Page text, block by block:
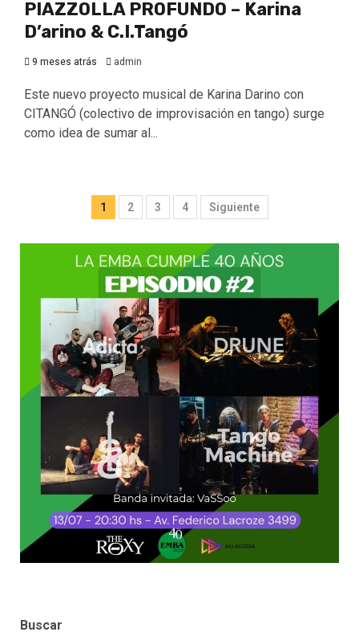
PIAZZOLLA PROFUNDO – Karina
D’arino & C.I.Tangó
9 meses atrás admin
Este nuevo proyecto musical de Karina Darino con
CITANGÓ (colectivo de improvisación en tango) surge
como idea de sumar al...
1 2 3 4 Siguiente
Buscar